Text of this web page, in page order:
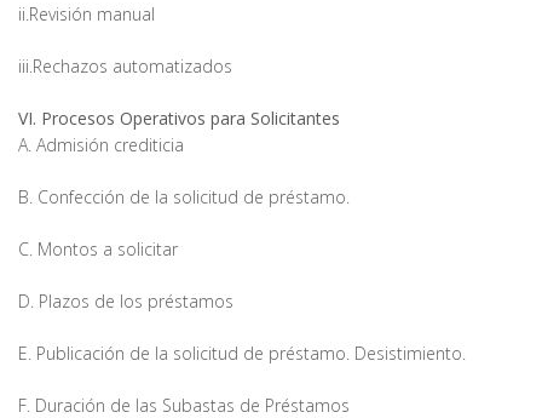
ii.Revisión manual
iii.Rechazos automatizados
VI. Procesos Operativos para Solicitantes
A. Admisión crediticia
B. Confección de la solicitud de préstamo.
C. Montos a solicitar
D. Plazos de los préstamos
E. Publicación de la solicitud de préstamo. Desistimiento.
F. Duración de las Subastas de Préstamos